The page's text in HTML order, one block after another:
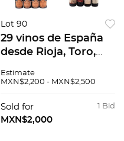
Lot 90
29 vinos de España
desde Rioja, Toro,
Navarra, Toro, La
entre otros
Estimate
MXN$2,200 - MXN$2,500
1 Bid
Sold for
MXN$2,000